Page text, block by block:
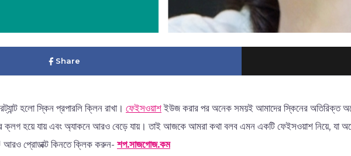
Share
হলো স্কিন প্রপারলি ক্লিন রাখা। ফেইসওয়াশইউজ করার পর অনেক সময়ই আমাদের স্কিনের অতিরিক্ত
হয়ে যায় এবং অ্যাকনে আরও বেড়ে যায়। তাই আজকে আমরা কথা বলব এমন একটি ফেইসওয়াশ নিয়ে, যা
কিনতে ক্লিক করুন- শপ.সাজগোজ.কম